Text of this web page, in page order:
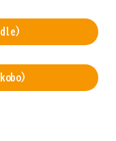
）
）